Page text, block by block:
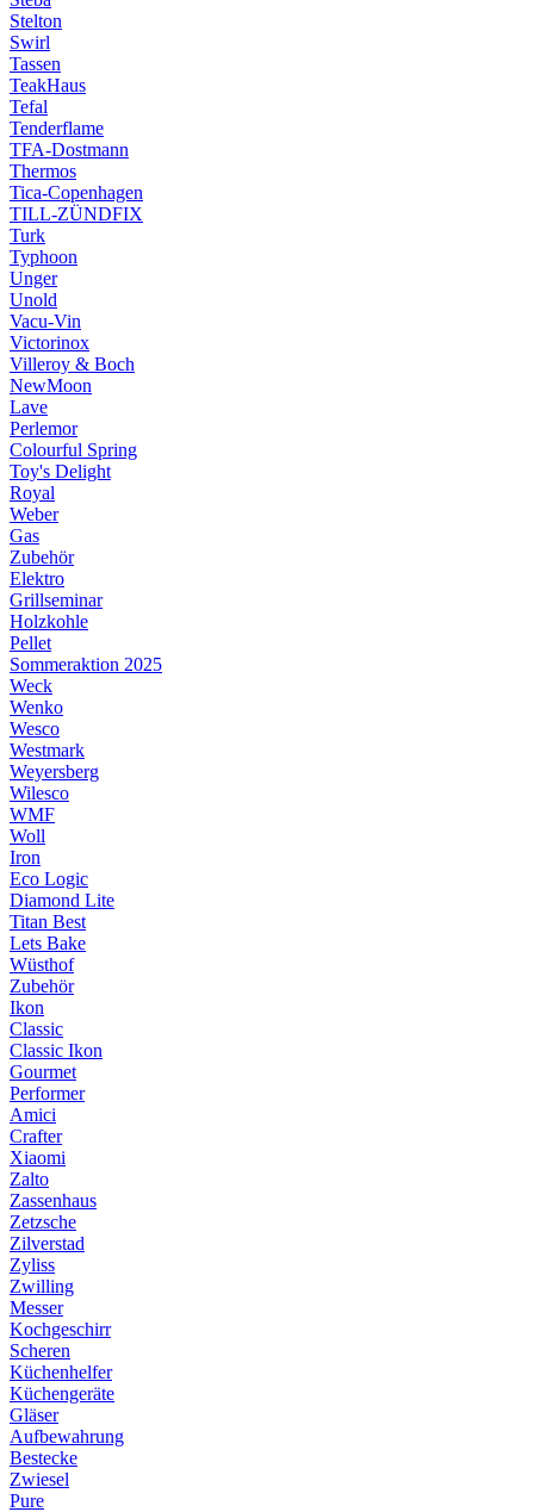
Stelton
Swirl
Tassen
TeakHaus
Tefal
Tenderflame
TFA-Dostmann
Thermos
Tica-Copenhagen
TILL-ZÜNDFIX
Turk
Typhoon
Unger
Unold
Vacu-Vin
Victorinox
Villeroy & Boch
NewMoon
Lave
Perlemor
Colourful Spring
Toy's Delight
Royal
Weber
Gas
Zubehör
Elektro
Grillseminar
Holzkohle
Pellet
Sommeraktion 2025
Weck
Wenko
Wesco
Westmark
Weyersberg
Wilesco
WMF
Woll
Iron
Eco Logic
Diamond Lite
Titan Best
Lets Bake
Wüsthof
Zubehör
Ikon
Classic
Classic Ikon
Gourmet
Performer
Amici
Crafter
Xiaomi
Zalto
Zassenhaus
Zetzsche
Zilverstad
Zyliss
Zwilling
Messer
Kochgeschirr
Scheren
Küchenhelfer
Küchengeräte
Gläser
Aufbewahrung
Bestecke
Zwiesel
Pure